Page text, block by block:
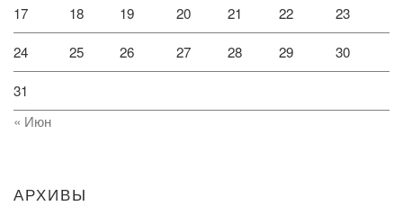
17 18 19 20 21 22 23
24 25 26 27 28 29 30
31
« Июн
АРХИВЫ